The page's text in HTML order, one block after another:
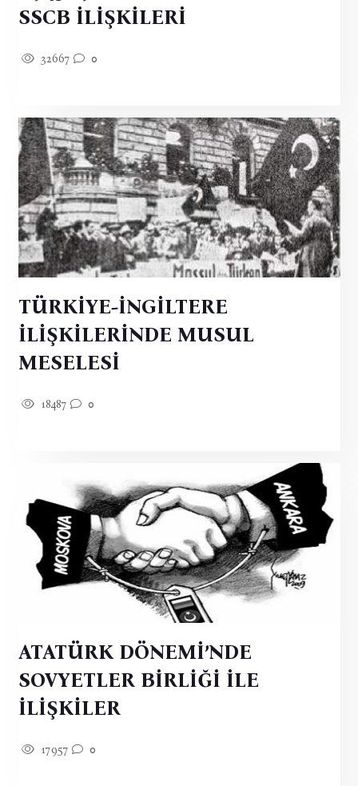
SSCB İLİŞKİLERİ
32667 0
TÜRKİYE-İNGİLTERE
İLİŞKİLERİNDE MUSUL
MESELESİ
18487 0
ATATÜRK DÖNEMİ’NDE
SOVYETLER BİRLİĞİ İLE
İLİŞKİLER
17957 0